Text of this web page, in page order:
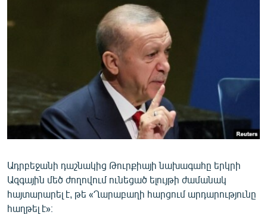
ՊԱՏԵՐԱԶՄԻ 6 ՇԱԲԱԹՆԵՐԸ
ՍՊՈՐՏ
ՄԵԿՆԱԲԱՆՈՒԹՅՈՒՆ
ԿՈՐՈՆԱՎԻՐՈՒՍ
ԱՐԽԻՎ
ՏԵՍԱՆՅՈՒԹԵՐ
Ադրբեջանի դաշնակից Թուրքիայի նախագահը երկրի
Ազգային մեծ ժողովում ունեցած ելույթի ժամանակ
հայտարարել է, թե «Ղարաբաղի հարցում արդարությունը
հաղթել է»։